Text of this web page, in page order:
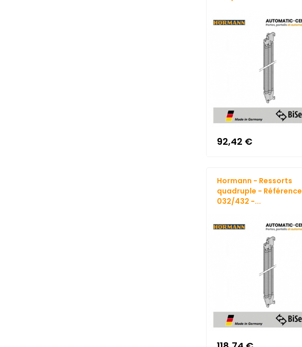
92,42 €
Hormann - Ressorts
quadruple - Référence
032/432 -...